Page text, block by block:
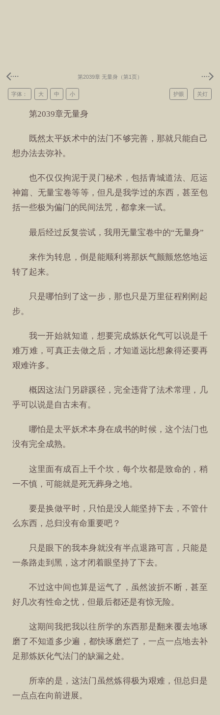
第2039章 无量身（第1页）
关灯
护眼
字体： 大 中 小
第2039章无量身
既然太平妖术中的法门不够完善，那就只能自己
想办法去弥补。
也不仅仅拘泥于灵门秘术，包括青城道法、厄运
神篇、无量宝卷等等，但凡是我学过的东西，甚至包
括一些极为偏门的民间法咒，都拿来一试。
最后经过反复尝试，我用无量宝卷中的“无量身”
来作为转息，倒是能顺利将那妖气颤颤悠悠地运
转了起来。
只是哪怕到了这一步，那也只是万里征程刚刚起
步。
我一开始就知道，想要完成炼妖化气可以说是千
难万难，可真正去做之后，才知道远比想象得还要再
艰难许多。
概因这法门另辟蹊径，完全违背了法术常理，几
乎可以说是自古未有。
哪怕是太平妖术本身在成书的时候，这个法门也
没有完全成熟。
这里面有成百上千个坎，每个坎都是致命的，稍
一不慎，可能就是死无葬身之地。
要是换做平时，只怕是没人能坚持下去，不管什
么东西，总归没有命重要吧？
只是眼下的我本身就没有半点退路可言，只能是
一条路走到黑，这才闭着眼坚持了下去。
不过这中间也算是运气了，虽然波折不断，甚至
好几次有性命之忧，但最后都还是有惊无险。
这期间我把我以往所学的东西那是翻来覆去地琢
磨了不知道多少遍，都快琢磨烂了，一点一点地去补
足那炼妖化气法门的缺漏之处。
所幸的是，这法门虽然炼得极为艰难，但总归是
一点点在向前进展。